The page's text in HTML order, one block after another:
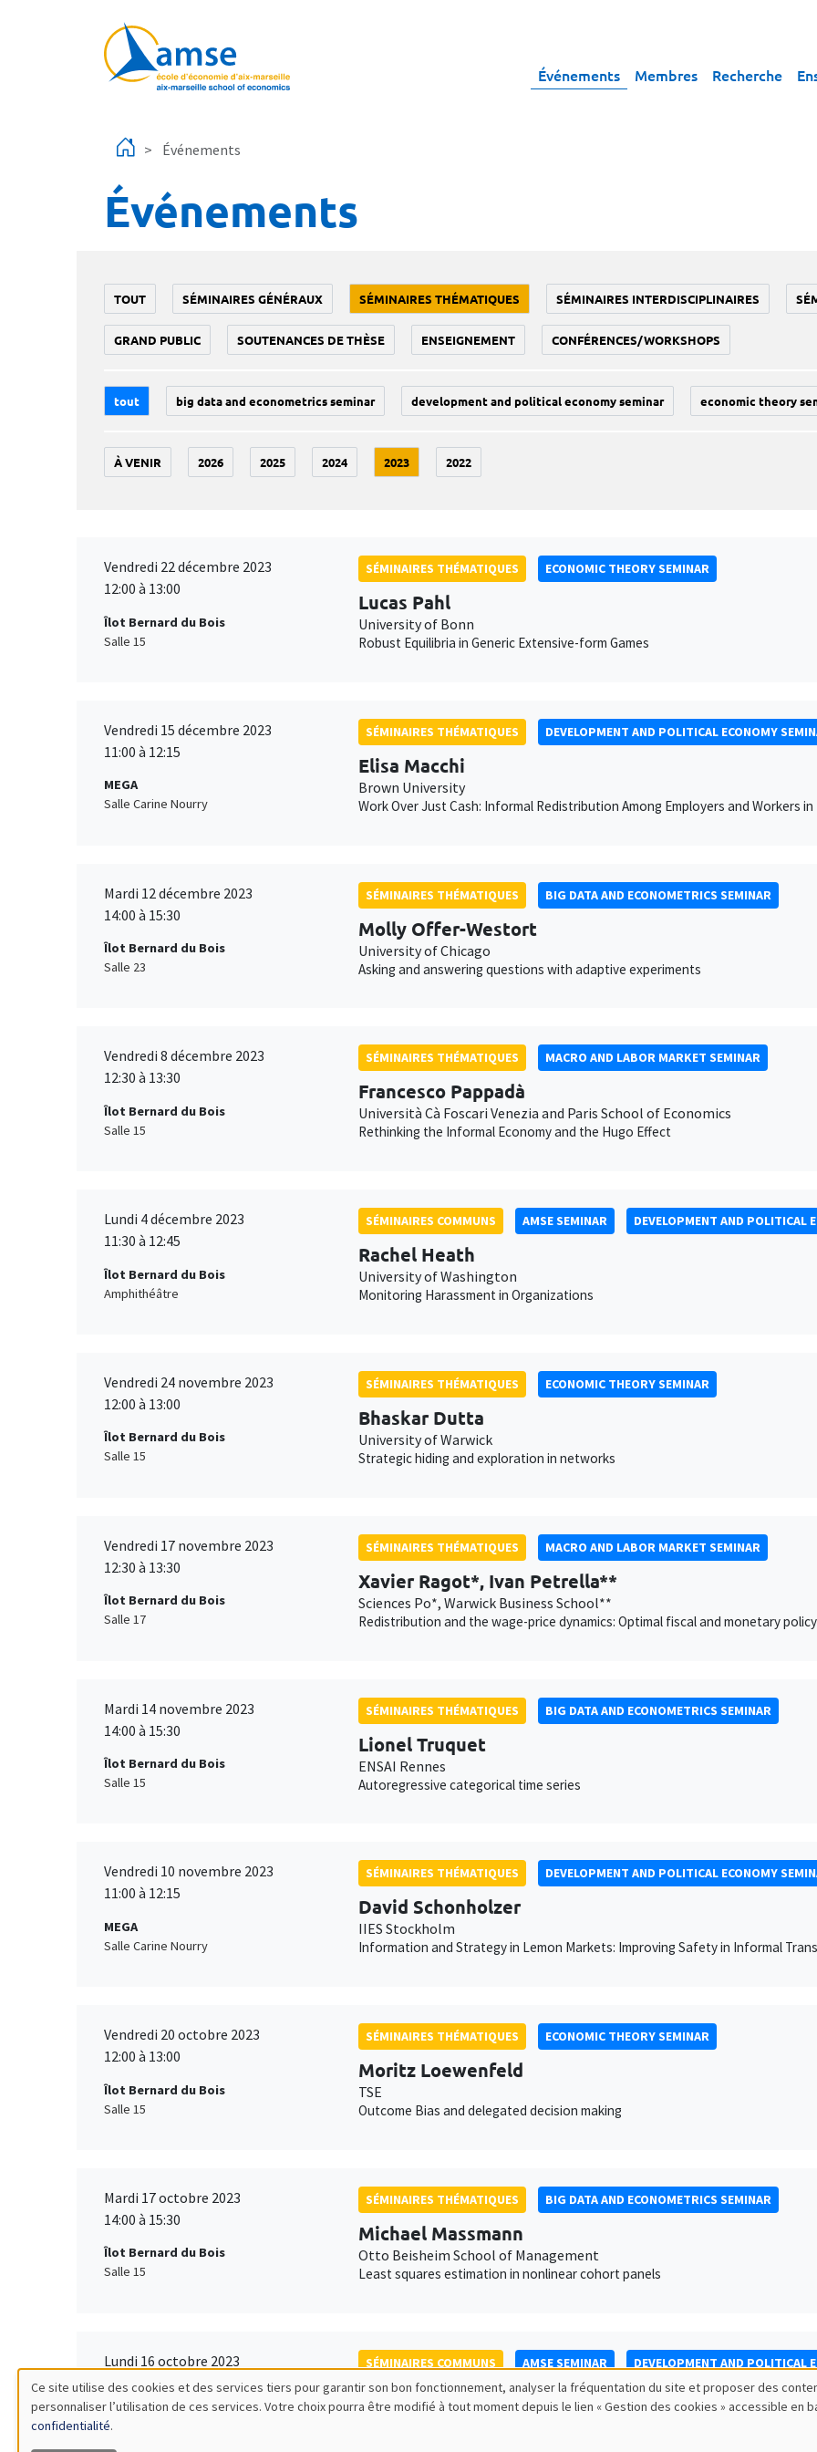
Événements Membres Recherche
Événements
Événements
TOUT SÉMINAIRES GÉNÉRAUX SÉMINAIRES THÉMATIQUES SÉMINAIRES INTERDISCIPLINAIRES
GRAND PUBLIC SOUTENANCES DE THÈSE ENSEIGNEMENT CONFÉRENCES/WORKSHOPS
tout big data and econometrics seminar development and political economy seminar economic theory
À VENIR 2026 2025 2024 2023 2022
Vendredi 22 décembre 2023
12:00 à 13:00
Îlot Bernard du Bois
Salle 15
SÉMINAIRES THÉMATIQUES ECONOMIC THEORY SEMINAR
Lucas Pahl
University of Bonn
Robust Equilibria in Generic Extensive-form Games
Vendredi 15 décembre 2023
11:00 à 12:15
MEGA
Salle Carine Nourry
SÉMINAIRES THÉMATIQUES DEVELOPMENT AND POLITICAL ECONOMY
Elisa Macchi
Brown University
Work Over Just Cash: Informal Redistribution Among Employers and Workers
Mardi 12 décembre 2023
14:00 à 15:30
Îlot Bernard du Bois
Salle 23
SÉMINAIRES THÉMATIQUES BIG DATA AND ECONOMETRICS SEMINAR
Molly Offer-Westort
University of Chicago
Asking and answering questions with adaptive experiments
Vendredi 8 décembre 2023
12:30 à 13:30
Îlot Bernard du Bois
Salle 15
SÉMINAIRES THÉMATIQUES MACRO AND LABOR MARKET SEMINAR
Francesco Pappadà
Università Cà Foscari Venezia and Paris School of Economics
Rethinking the Informal Economy and the Hugo Effect
Lundi 4 décembre 2023
11:30 à 12:45
Îlot Bernard du Bois
Amphithéâtre
SÉMINAIRES COMMUNS AMSE SEMINAR DEVELOPMENT AND POLITICAL
Rachel Heath
University of Washington
Monitoring Harassment in Organizations
Vendredi 24 novembre 2023
12:00 à 13:00
Îlot Bernard du Bois
Salle 15
SÉMINAIRES THÉMATIQUES ECONOMIC THEORY SEMINAR
Bhaskar Dutta
University of Warwick
Strategic hiding and exploration in networks
Vendredi 17 novembre 2023
12:30 à 13:30
Îlot Bernard du Bois
Salle 17
SÉMINAIRES THÉMATIQUES MACRO AND LABOR MARKET SEMINAR
Xavier Ragot*, Ivan Petrella**
Sciences Po*, Warwick Business School**
Redistribution and the wage-price dynamics: Optimal fiscal and monetary
Mardi 14 novembre 2023
14:00 à 15:30
Îlot Bernard du Bois
Salle 15
SÉMINAIRES THÉMATIQUES BIG DATA AND ECONOMETRICS SEMINAR
Lionel Truquet
ENSAI Rennes
Autoregressive categorical time series
Vendredi 10 novembre 2023
11:00 à 12:15
MEGA
Salle Carine Nourry
SÉMINAIRES THÉMATIQUES DEVELOPMENT AND POLITICAL ECONOMY
David Schonholzer
IIES Stockholm
Information and Strategy in Lemon Markets: Improving Safety in Informal
Vendredi 20 octobre 2023
12:00 à 13:00
Îlot Bernard du Bois
Salle 15
SÉMINAIRES THÉMATIQUES ECONOMIC THEORY SEMINAR
Moritz Loewenfeld
TSE
Outcome Bias and delegated decision making
Mardi 17 octobre 2023
14:00 à 15:30
Îlot Bernard du Bois
Salle 15
SÉMINAIRES THÉMATIQUES BIG DATA AND ECONOMETRICS SEMINAR
Michael Massmann
Otto Beisheim School of Management
Least squares estimation in nonlinear cohort panels
Lundi 16 octobre 2023
11:30 à 12:45
Îlot Bernard du Bois
Amphithéâtre
SÉMINAIRES COMMUNS AMSE SEMINAR DEVELOPMENT AND POLITICAL
Belinda Archibong
Utilisation
Ce site utilise des cookies et des services tiers pour garantir son bon fonctionnement, analyser la fréquentation du site et proposer des
personnaliser l’utilisation de ces services. Votre choix pourra être modifié à tout moment depuis le lien « Gestion des cookies » accessible en
confidentialité.